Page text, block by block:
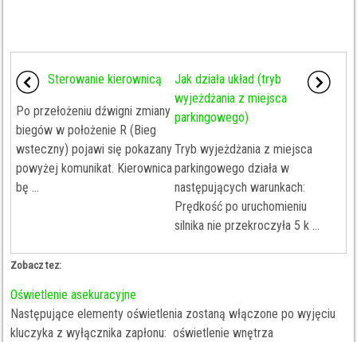
Sterowanie kierownicą
Po przełożeniu dźwigni zmiany
biegów w położenie R (Bieg
wsteczny) pojawi się pokazany
powyżej komunikat. Kierownica
bę ...
Jak działa układ (tryb
wyjeżdżania z miejsca
parkingowego)
Tryb wyjeżdżania z miejsca
parkingowego działa w
następujących warunkach:
Prędkość po uruchomieniu
silnika nie przekroczyła 5 k ...
Zobacz tez:
Oświetlenie asekuracyjne
Następujące elementy oświetlenia zostaną włączone po wyjęciu
kluczyka z wyłącznika zapłonu: oświetlenie wnętrza